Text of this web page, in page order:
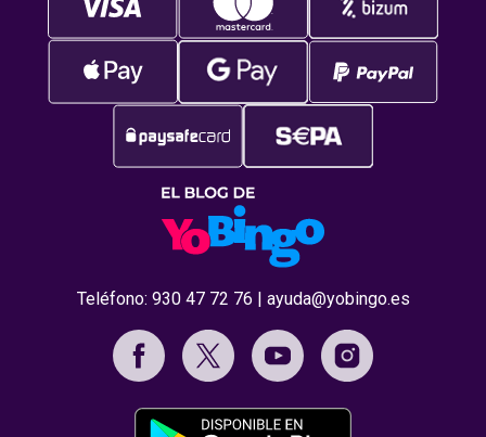
Teléfono: 930 47 72 76 ayuda@yobingo.es